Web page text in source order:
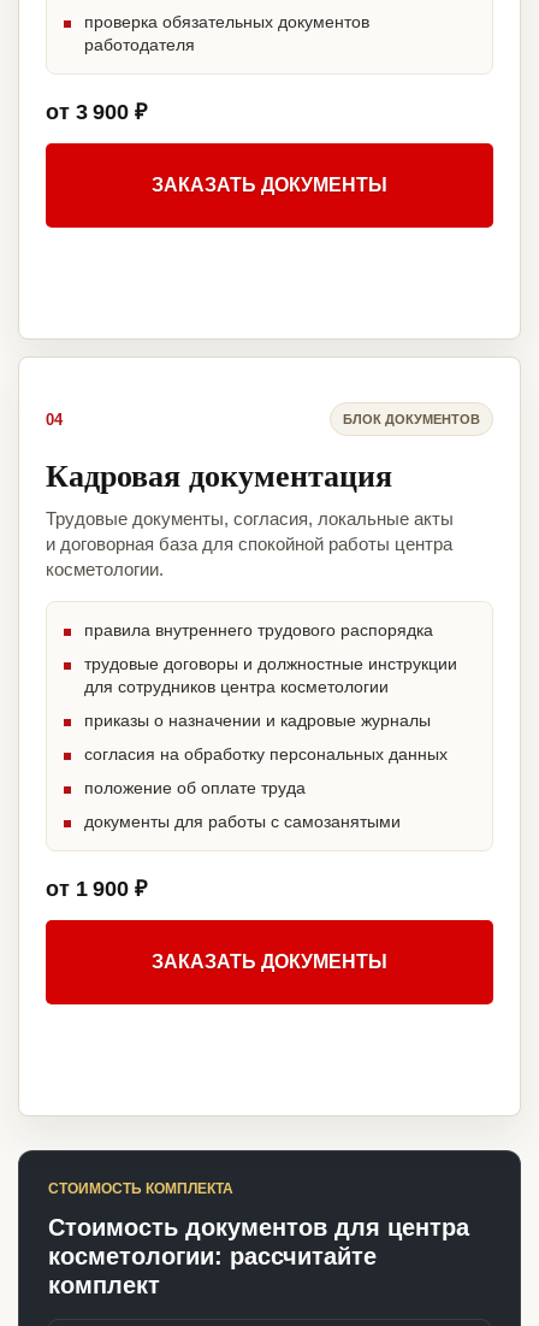
проверка обязательных документов
работодателя
от 3 900 ₽
ЗАКАЗАТЬ ДОКУМЕНТЫ
04 БЛОК ДОКУМЕНТОВ
Кадровая документация
Трудовые документы, согласия, локальные акты
и договорная база для спокойной работы центра
косметологии.
правила внутреннего трудового распорядка
трудовые договоры и должностные инструкции
для сотрудников центра косметологии
приказы о назначении и кадровые журналы
согласия на обработку персональных данных
положение об оплате труда
документы для работы с самозанятыми
от 1 900 ₽
ЗАКАЗАТЬ ДОКУМЕНТЫ
СТОИМОСТЬ КОМПЛЕКТА
Стоимость документов для центра
косметологии: рассчитайте
комплект